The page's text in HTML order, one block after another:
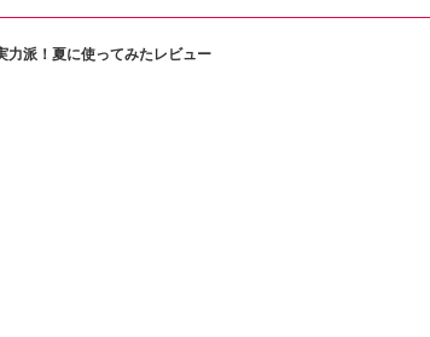
力派！夏に使ってみたレビュー